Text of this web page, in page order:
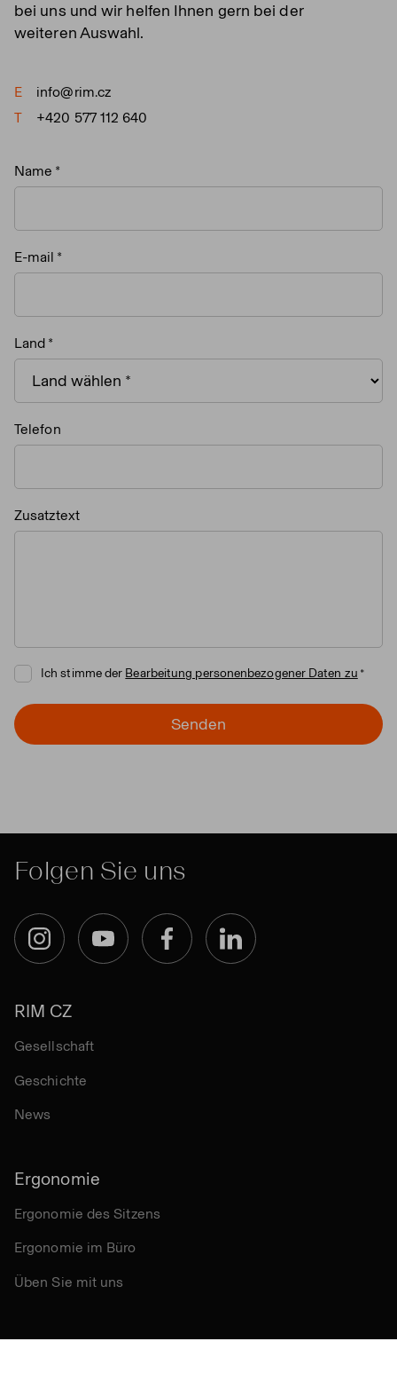
bei uns und wir helfen Ihnen gern bei der
weiteren Auswahl.
E
info@rim.cz
T
+420 577 112 640
Name
E-mail
Land
Telefon
Zusatztext
Ich stimme der Bearbeitung personenbezogener Daten zu
Senden
Folgen Sie uns
InstagramYouTube FacebookLinkedIn
RIM CZ
Gesellschaft
Geschichte
News
Ergonomie
Ergonomie des Sitzens
Ergonomie im Büro
Üben Sie mit uns
Andere